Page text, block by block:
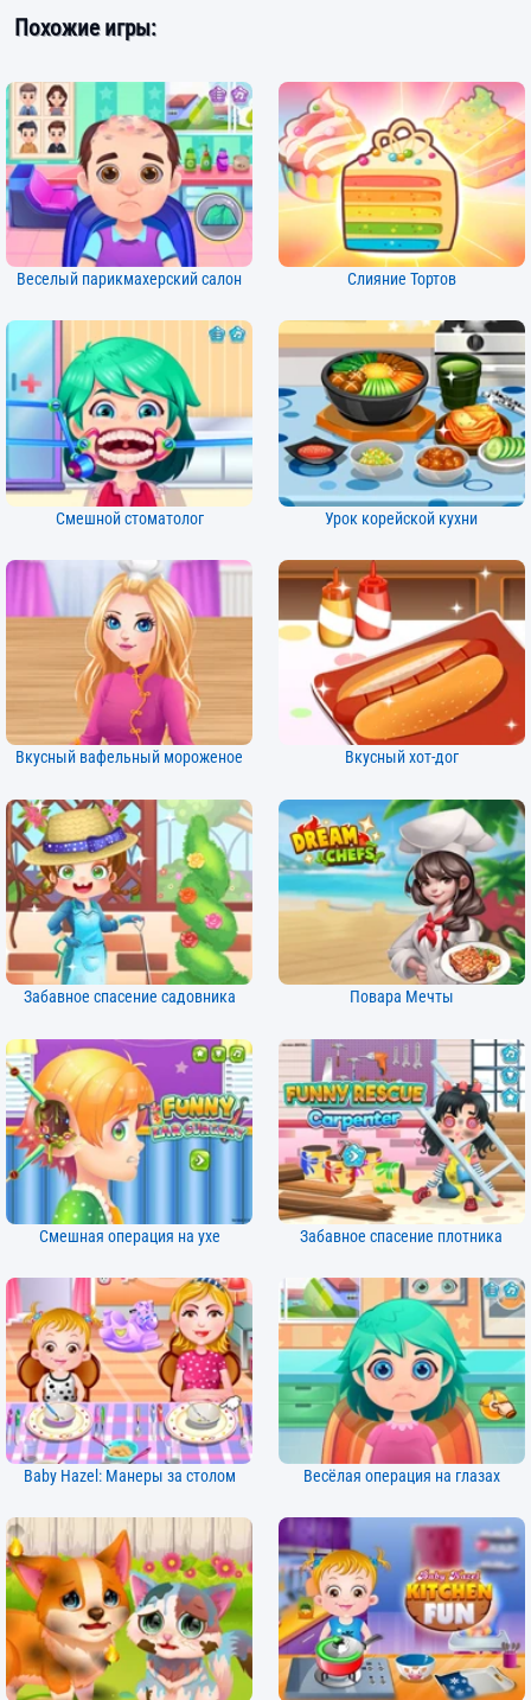
Похожие игры:
Веселый парикмахерский салон Слияние Тортов
Смешной стоматолог Урок корейской кухни
Вкусный вафельный мороженое Вкусный хот-дог
Забавное спасение садовника Повара Мечты
Смешная операция на ухе Забавное спасение плотника
Baby Hazel: Манеры за столом Весёлая операция на глазах